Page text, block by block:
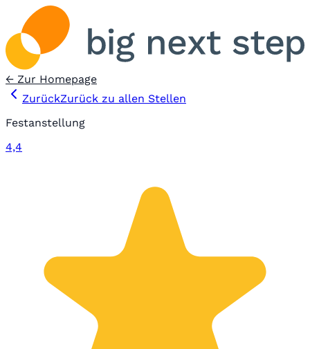
← Zur Homepage
ZurückZurück zu allen Stellen
Festanstellung
4,4